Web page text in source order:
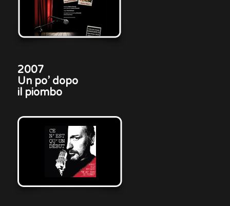
2007
Un po’ dopo
il piombo